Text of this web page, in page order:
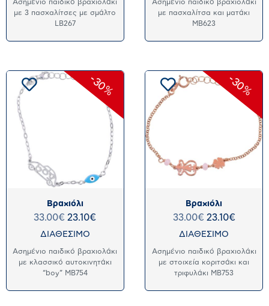
Ασημένιο παιδικό βραχιολάκι
με 3 πασχαλίτσες με σμάλτο
LB267
Ασημένιο παιδικό βραχιολάκι
με πασχαλίτσα και ματάκι
MB623
Βραχιόλι
33.00€ 23.10€
-30%
ΔΙΑΘΕΣΙΜΟ
Ασημένιο παιδικό βραχιολάκι
με κλασσικό αυτοκινητάκι
“boy” MB754
Βραχιόλι
33.00€ 23.10€
-30%
ΔΙΑΘΕΣΙΜΟ
Ασημένιο παιδικό βραχιολάκι
με στοιχεία κοριτσάκι και
τριφυλάκι MB753